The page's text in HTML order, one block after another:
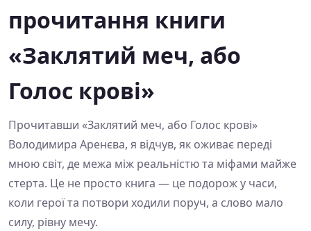
прочитання книги
«Заклятий меч, або
Голос крові»
Прочитавши «Заклятий меч, або Голос крові»
Володимира Аренєва, я відчув, як оживає переді
мною світ, де межа між реальністю та міфами майже
стерта. Це не просто книга — це подорож у часи,
коли герої та потвори ходили поруч, а слово мало
силу, рівну мечу.